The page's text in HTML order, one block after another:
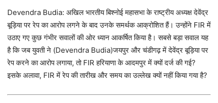
Devendra Budia: अखिल भारतीय बिश्नोई महासभा के राष्ट्रीय अध्यक्ष देवेंद्र
बूड़िया पर रेप का आरोप लगने के बाद उनके समर्थक आक्रोशित हैं। उन्होंने FIR में
उठाए गए कुछ गंभीर सवालों की ओर ध्यान आकर्षित किया है। सबसे बड़ा सवाल यह
है कि जब युवती ने (Devendra Budia)जयपुर और चंडीगढ़ में देवेंद्र बूड़िया पर
रेप करने का आरोप लगाया, तो FIR हरियाणा के आदमपुर में क्यों दर्ज की गई?
इसके अलावा, FIR में रेप की तारीख और समय का उल्लेख क्यों नहीं किया गया है?